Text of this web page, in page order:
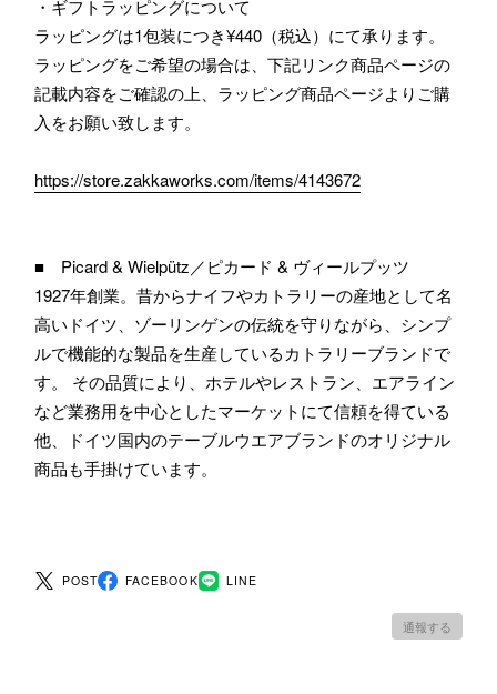
・ギフトラッピングについて
ラッピングは1包装につき¥440（税込）にて承ります。
ラッピングをご希望の場合は、下記リンク商品ページの
記載内容をご確認の上、ラッピング商品ページよりご購
入をお願い致します。
https://store.zakkaworks.com/items/4143672
■ Picard & Wielpütz／ピカード & ヴィールプッツ
1927年創業。昔からナイフやカトラリーの産地として名
高いドイツ、ゾーリンゲンの伝統を守りながら、シンプ
ルで機能的な製品を生産しているカトラリーブランドで
す。 その品質により、ホテルやレストラン、エアライン
など業務用を中心としたマーケットにて信頼を得ている
他、ドイツ国内のテーブルウエアブランドのオリジナル
商品も手掛けています。
POST FACEBOOK LINE
通報する